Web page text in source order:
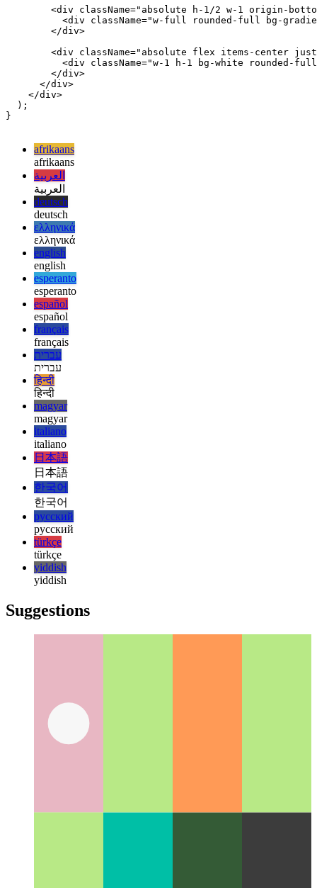
    <div className="flex justify-center py-10 group">
<div className="relative flex flex-col items-
<div className="absolute w-1 duration-1000
<div className="absolute h-1/2 w-1 origin-
<div className="w-full rounded-full bg-
        </div>
<div className="absolute flex items-center
<div className="w-1 h-1 bg-white rounded-
        </div>
afrikaans
afrikaans
العربية
العربية
deutsch
deutsch
ελληνικά
ελληνικά
english
english
esperanto
esperanto
español
español
français
français
עברית
עברית
हिन्दी
हिन्दी
magyar
magyar
italiano
italiano
日本語
日本語
한국어
한국어
русский
русский
türkçe
yiddish
yiddish